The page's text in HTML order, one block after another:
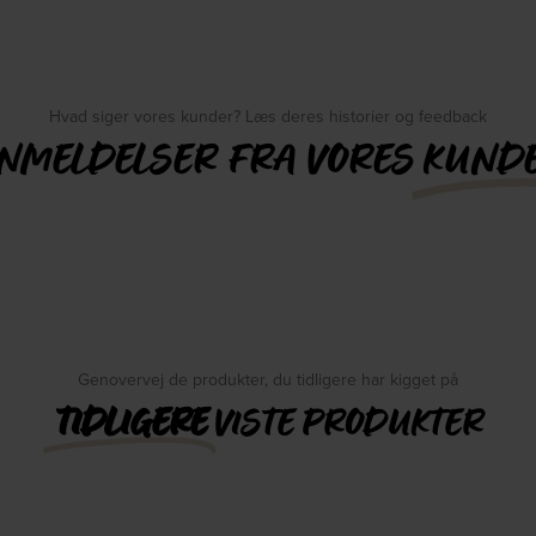
Hvad siger vores kunder? Læs deres historier og feedback
FRA VORES
Genovervej de produkter, du tidligere har kigget på
TIDLIGEREVISTE PRODUKTER